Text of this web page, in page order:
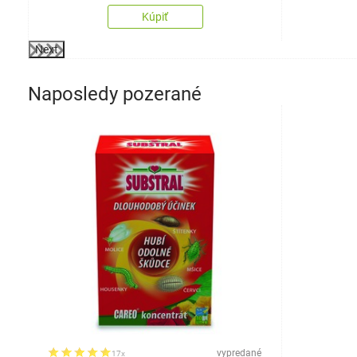
Kúpiť
Next
Naposledy pozerané
17x vypredané